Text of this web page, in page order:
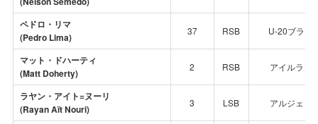
ペドロ・リマ
(Pedro Lima)
37 RSB U-20ブラジ
マット・ドハーティ
(Matt Doherty)
2 RSB アイルラン
ラヤン・アイト=ヌーリ
(Rayan Aït Nouri)
3 LSB アルジェリ